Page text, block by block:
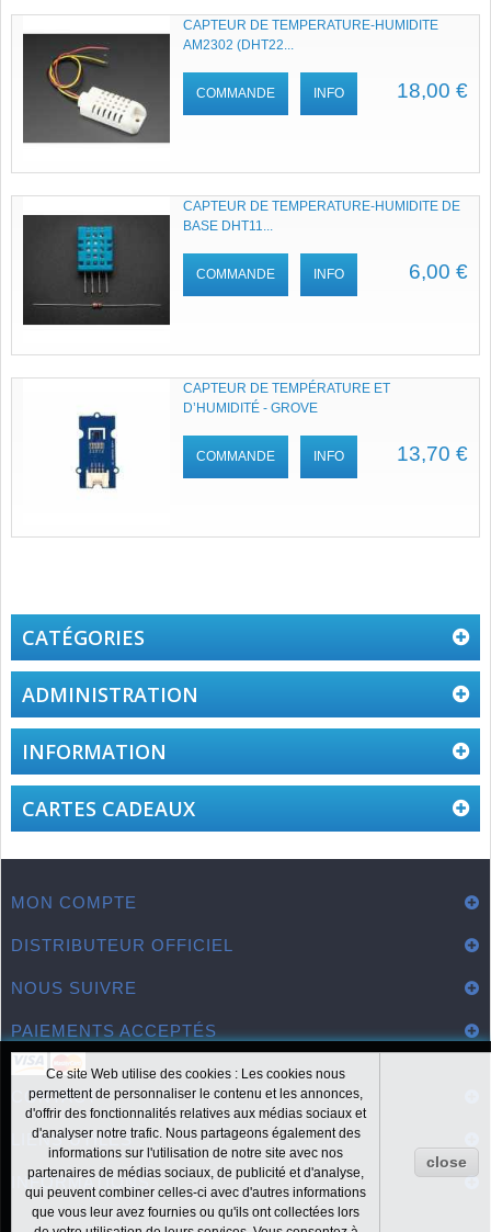
CAPTEUR DE TEMPERATURE-HUMIDITE
AM2302 (DHT22...
18,00 €
COMMANDE INFO
CAPTEUR DE TEMPERATURE-HUMIDITE DE
BASE DHT11...
6,00 €
COMMANDE INFO
CAPTEUR DE TEMPÉRATURE ET
D’HUMIDITÉ - GROVE
13,70 €
COMMANDE INFO
CATÉGORIES
ADMINISTRATION
INFORMATION
CARTES CADEAUX
MON COMPTE
DISTRIBUTEUR OFFICIEL
NOUS SUIVRE
PAIEMENTS ACCEPTÉS
CONTACT
Ce site Web utilise des cookies : Les cookies nous
permettent de personnaliser le contenu et les annonces,
d'offrir des fonctionnalités relatives aux médias sociaux et
d'analyser notre trafic. Nous partageons également des
informations sur l'utilisation de notre site avec nos
partenaires de médias sociaux, de publicité et d'analyse,
qui peuvent combiner celles-ci avec d'autres informations
que vous leur avez fournies ou qu'ils ont collectées lors
close
LIENS UTILES
INFORMATIONS